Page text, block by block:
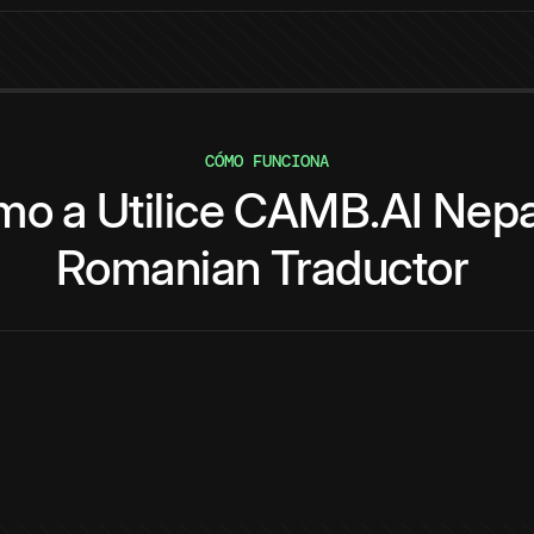
CÓMO FUNCIONA
a UtiliceCAMB.AI
Romanian Traductor